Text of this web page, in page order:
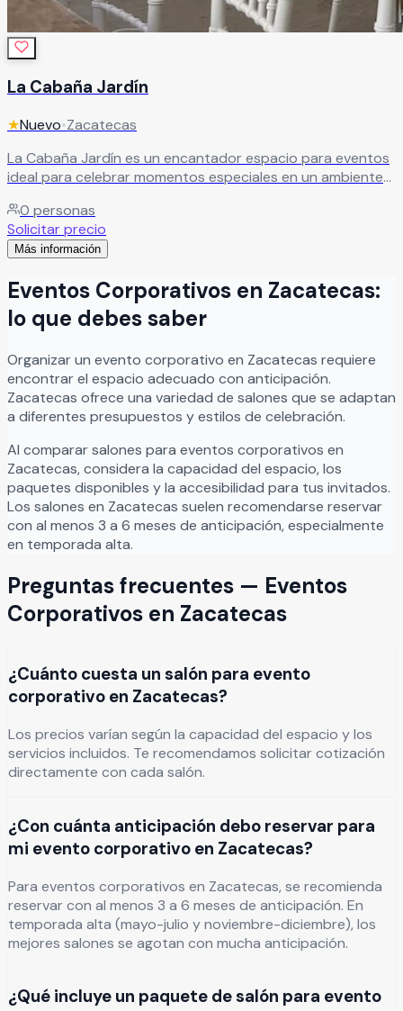
La Cabaña Jardín
★Nuevo•Zacatecas
La Cabaña Jardín es un encantador espacio para eventos
ideal para celebrar momentos especiales en un ambiente
recinto es perfecto para bodas pequeñas, cumpleaños,
bautizos, comidas familiares, aniversarios y reuniones
especiales, ofreciendo el escenario ideal para disfrutar
Cabaña Jardín cada celebración se vive en un entorno
cálido y agradable, creando momentos inolvidables
rodeados de naturaleza y excelente ambiente.
0 personas
Solicitar precio
Más información
Eventos Corporativos en Zacatecas:
lo que debes saber
Organizarun evento corporativo en Zacatecas requiere
encontrar el espacio adecuado con anticipación.
Zacatecas ofrece una variedad de salones que se adaptan
a diferentes presupuestos y estilos de celebración.
Al comparar salones para eventos corporativos en
Zacatecas, considera la capacidad del espacio, los
paquetes disponibles y la accesibilidad para tus invitados.
Los salones en Zacatecas suelen recomendarse reservar
con al menos 3 a 6 meses de anticipación, especialmente
en temporada alta.
Preguntas frecuentes — Eventos
Corporativos en Zacatecas
¿Cuánto cuesta un salón para evento
corporativo en Zacatecas?
Los precios varían según la capacidad del espacio y los
servicios incluidos. Te recomendamos solicitar cotización
directamente con cada salón.
¿Con cuánta anticipación debo reservar para
mi evento corporativo en Zacatecas?
Para eventos corporativos en Zacatecas, se recomienda
reservar con al menos 3 a 6 meses de anticipación. En
temporada alta (mayo-julio y noviembre-diciembre), los
mejores salones se agotan con mucha anticipación.
¿Qué incluye un paquete de salón para evento